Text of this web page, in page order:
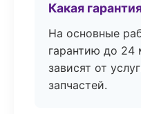
Какая
На основные
гарантию до 24
зависят от
запчастей.